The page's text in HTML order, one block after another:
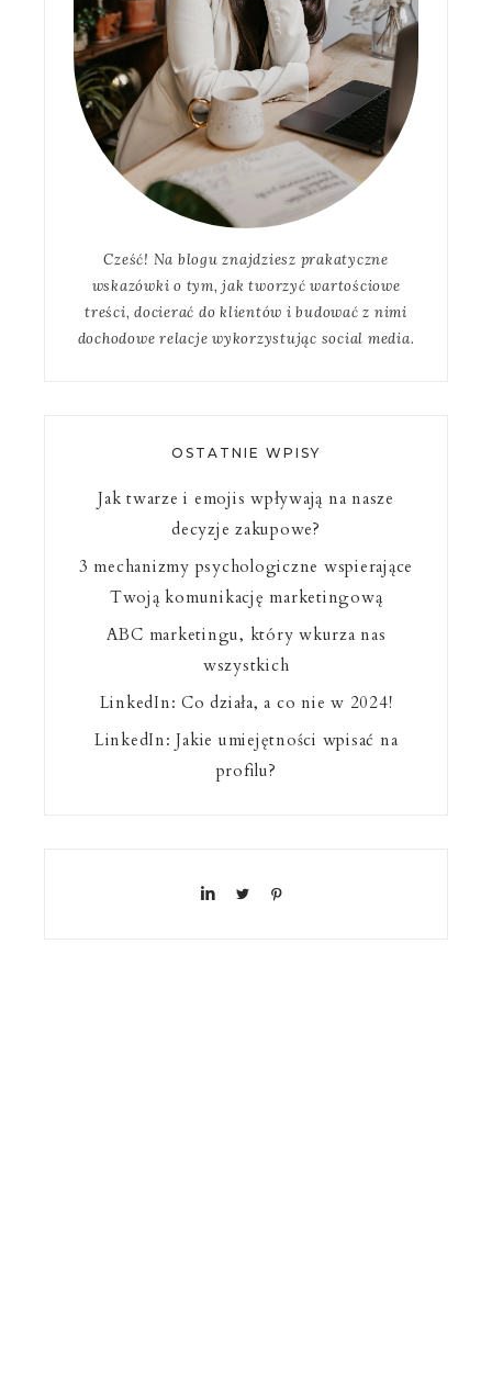
Cześć! Na blogu znajdziesz prakatyczne
wskazówki o tym, jak tworzyć wartościowe
treści, docierać do klientów i budować z nimi
dochodowe relacje wykorzystując social media.
OSTATNIE WPISY
Jak twarze i emojis wpływają na nasze
decyzje zakupowe?
3 mechanizmy psychologiczne wspierające
Twoją komunikację marketingową
ABC marketingu, który wkurza nas
wszystkich
LinkedIn: Co działa, a co nie w 2024!
LinkedIn: Jakie umiejętności wpisać na
profilu?